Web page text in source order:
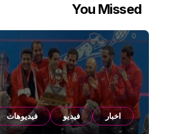
You Missed
اخبار فيديو فيديوهات